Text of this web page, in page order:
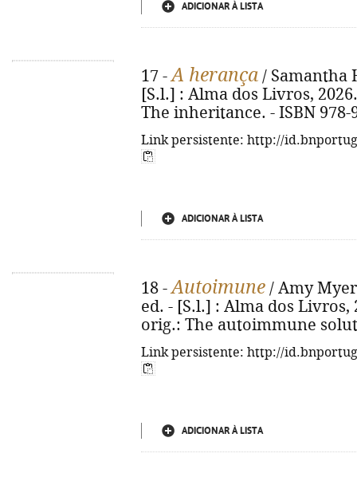
ADICIONAR À LISTA
17 -A herança / Samantha
[S.l.] : Alma dos Livros,
The inheritance. - ISBN 978-
Link persistente: http://
ADICIONAR À LISTA
18 -Autoimune / Amy
ed. - [S.l.] : Alma dos Livros,
orig.: The autoimmune
Link persistente: http://
ADICIONAR À LISTA